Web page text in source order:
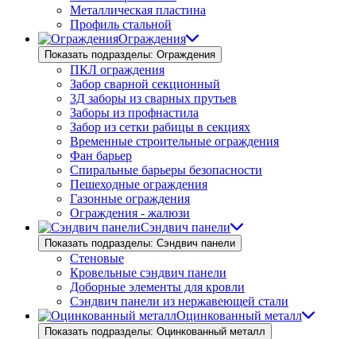
Металлическая пластина
Профиль стальной
Ограждения
Показать подразделы: Ограждения
ПКЛ ограждения
Забор сварной секционный
3Д заборы из сварных прутьев
Заборы из профнастила
Забор из сетки рабицы в секциях
Временные строительные ограждения
Фан барьер
Спиральные барьеры безопасности
Пешеходные ограждения
Газонные ограждения
Ограждения - жалюзи
Сэндвич панели
Показать подразделы: Сэндвич панели
Стеновые
Кровельные сэндвич панели
Доборные элементы для кровли
Сэндвич панели из нержавеющей стали
Оцинкованный металл
Показать подразделы: Оцинкованный металл